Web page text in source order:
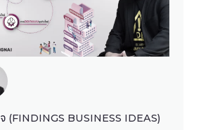
(FINDINGS BUSINESS IDEAS)